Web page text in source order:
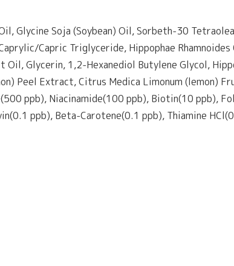
Glycine Soja (Soybean) Oil, Sorbeth-30
Capric Triglyceride, Hippophae
Oil, Glycerin, 1,2-Hexanediol Butylene Glycol,
Peel Extract, Citrus Medica Limonum (lemon)
ppb), Niacinamide(100 ppb), Biotin(10 ppb),
ppb), Beta-Carotene(0.1 ppb), Thiamine